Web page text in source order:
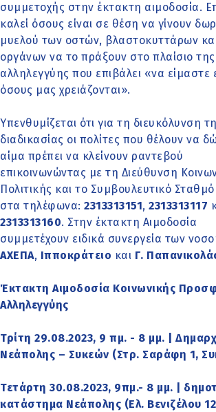
συμμετοχής στην έκτακτη αιμοδοσία.
καλεί όσους είναι σε θέση να γίνουν
μυελού των οστών, βλαστοκυττάρων
οργάνων να το πράξουν στο πλαίσιο της
αλληλεγγύης που επιβάλει «να είμαστε
όσους μας χρειάζονται».
Υπενθυμίζεται ότι για τη διευκόλυνση
διαδικασίας οι πολίτες που θέλουν να
αίμα πρέπει να κλείνουν ραντεβού
επικοινωνώντας με τη Διεύθυνση
Πολιτικής και το Συμβουλευτικό
στα τηλέφωνα: 2313313151, 2313313117
2313313160. Στην έκτακτη Αιμοδοσία
συμμετέχουν ειδικά συνεργεία των
ΑΧΕΠΑ, Ιπποκράτειο και Γ.
Έκτακτη Αιμοδοσία Κοινωνικής
Αλληλεγγύης
Τρίτη 29.08.2023, 9 πμ. - 8 μμ. |
Νεάπολης – Συκεών (Στρ. Σαράφη 1,
Τετάρτη 30.08.2023, 9πμ.- 8 μμ. |
κατάστημα Νεάπολης (Ελ. Βενιζέλου